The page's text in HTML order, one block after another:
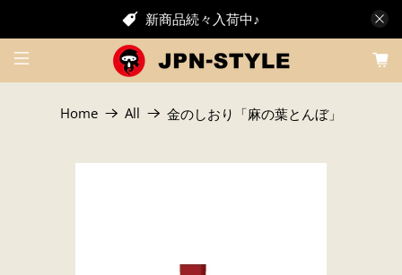
新商品続々入荷中♪
Home All 金のしおり「麻の葉とんぼ」